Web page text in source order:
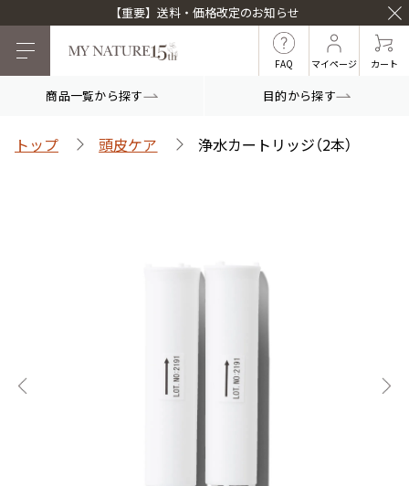
【重要】送料・価格改定のお知らせ
FAQ マイページ カート
商品一覧から探す
薬用スカルプシャンプ
スカルプフローラブー
目的から探す
トップ 頭皮ケア 浄水カートリッジ（2本）